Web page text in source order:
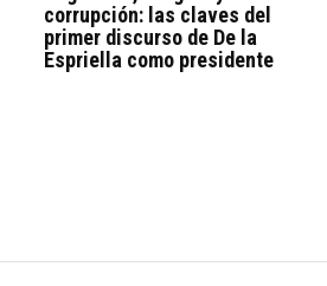
corrupción: las claves del
primer discurso de De la
Espriella como presidente